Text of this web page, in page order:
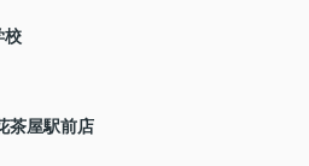
校
茶屋駅前店